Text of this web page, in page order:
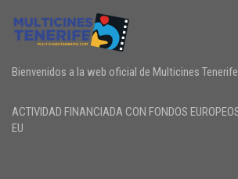
Bienvenidos a la web oficial de Multicines Tenerife
ACTIVIDAD FINANCIADA CON FONDOS
EU